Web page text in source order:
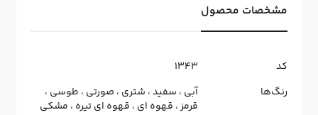
مشخصات محصول
کد
1343
رنگ‌ها
آبی ، سفید، شتری ، صورتی ، طوسی ،
قرمز، قهوه ای ، قهوه ای تیره ، مشکی